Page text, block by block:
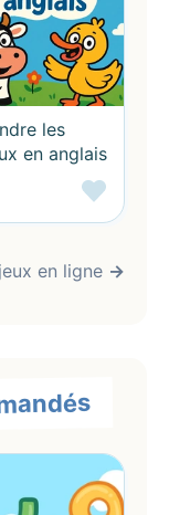
les
en anglais
en ligne →